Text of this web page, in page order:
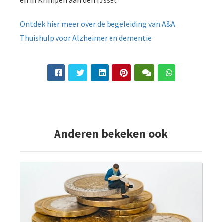
Ontdek hier meer over de begeleiding van A&A
Thuishulp voor Alzheimer en dementie
Anderen bekeken ook